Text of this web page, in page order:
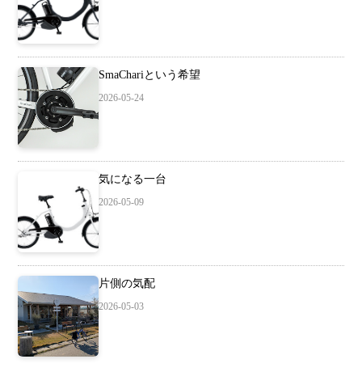
SmaChariという希望
2026-05-24
気になる一台
2026-05-09
片側の気配
2026-05-03